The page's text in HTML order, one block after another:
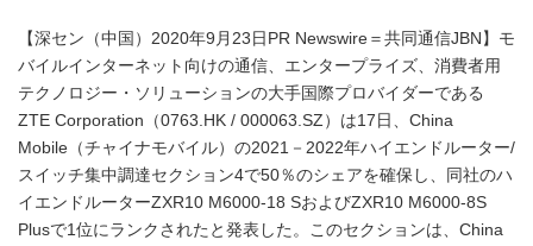
【深セン（中国）2020年9月23日PR Newswire＝共同通信JBN】モ
バイルインターネット向けの通信、エンタープライズ、消費者用
テクノロジー・ソリューションの大手国際プロバイダーである
ZTE Corporation（0763.HK / 000063.SZ）は17日、China
Mobile（チャイナモバイル）の2021－2022年ハイエンドルーター/
スイッチ集中調達セクション4で50％のシェアを確保し、同社のハ
イエンドルーターZXR10 M6000-18 SおよびZXR10 M6000-8S
Plusで1位にランクされたと発表した。このセクションは、China